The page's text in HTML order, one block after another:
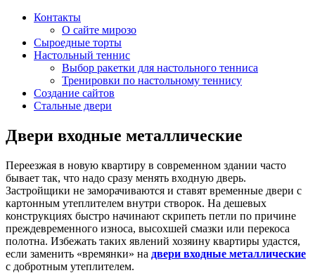
Контакты
О сайте мирозо
Сыроедные торты
Настольный теннис
Выбор ракетки для настольного тенниса
Тренировки по настольному теннису
Создание сайтов
Стальные двери
Двери входные металлические
Переезжая в новую квартиру в современном здании часто
бывает так, что надо сразу менять входную дверь.
Застройщики не заморачиваются и ставят временные двери с
картонным утеплителем внутри створок. На дешевых
конструкциях быстро начинают скрипеть петли по причине
преждевременного износа, высохшей смазки или перекоса
полотна. Избежать таких явлений хозяину квартиры удастся,
если заменить «времянки» на двери входные металлические
с добротным утеплителем.